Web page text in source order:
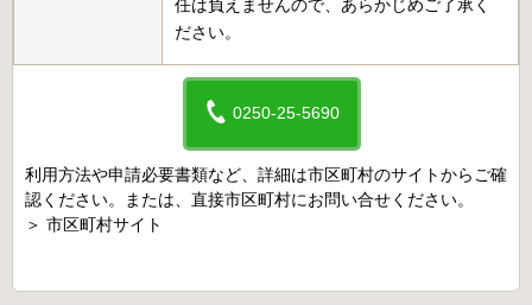
任は負えませんので、あらかじめご了承く
ださい。
0250-25-5690
利用方法や申請必要書類など、詳細は市区町村のサイトからご確
認ください。または、直接市区町村にお問い合せください。
＞ 市区町村サイト